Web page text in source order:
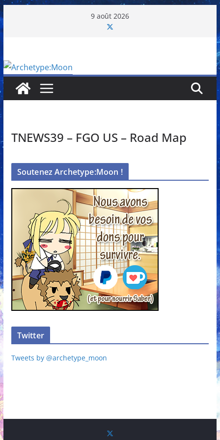
Passer
au
9 août 2026
TNEWS39 – FGO US – Road Map
Soutenez Archetype:Moon !
Twitter
Tweets by @archetype_moon